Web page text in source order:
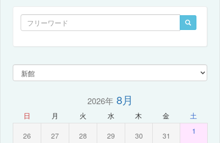
2026年8月
日 月 火 水 木 金 土
26 27 28 29 30 31 1